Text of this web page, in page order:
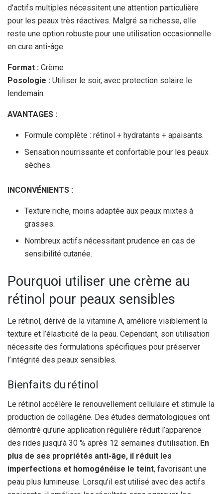
d’actifs multiples nécessitent une attention particulière
pour les peaux très réactives. Malgré sa richesse, elle
reste une option robuste pour une utilisation occasionnelle
en cure anti-âge.
Format : Crème
Posologie : Utiliser le soir, avec protection solaire le
lendemain.
AVANTAGES :
Formule complète : rétinol + hydratants + apaisants.
Sensation nourrissante et confortable pour les peaux
sèches.
INCONVÉNIENTS :
Texture riche, moins adaptée aux peaux mixtes à
grasses.
Nombreux actifs nécessitant prudence en cas de
sensibilité cutanée.
Pourquoi utiliser une crème au
rétinol pour peaux sensibles
Le rétinol, dérivé de la vitamine A, améliore visiblement la
texture et l’élasticité de la peau. Cependant, son utilisation
nécessite des formulations spécifiques pour préserver
l’intégrité des peaux sensibles.
Bienfaits du rétinol
Le rétinol accélère le renouvellement cellulaire et stimule la
production de collagène. Des études dermatologiques ont
démontré qu’une application régulière réduit l’apparence
des rides jusqu’à 30 % après 12 semaines d’utilisation. En
plus de ses propriétés anti-âge, il réduit les
imperfections et homogénéise le teint, favorisant une
peau plus lumineuse. Lorsqu’il est utilisé avec des actifs